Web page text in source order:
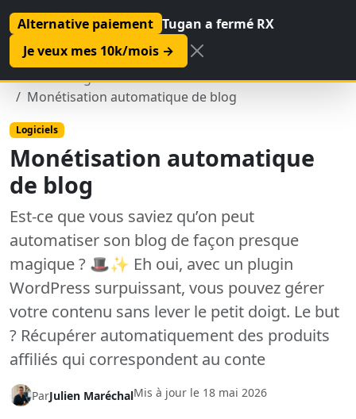
Accueil
Logiciels
Monétisation automatique de blog
Logiciels
Monétisation automatique
de blog
Est-ce que vous saviez qu’on peut
automatiser son blog de façon presque
magique ? 🎩✨ Eh oui, avec un plugin
WordPress surpuissant, vous pouvez gérer
votre contenu sans lever le petit doigt. Le but
? Récupérer automatiquement des produits
affiliés qui correspondent au conte
ParJulien MaréchalMis à jour le 18 mai 2026
Alternative paiement Tugan a fermé RX
Je veux mes 10k/mois →